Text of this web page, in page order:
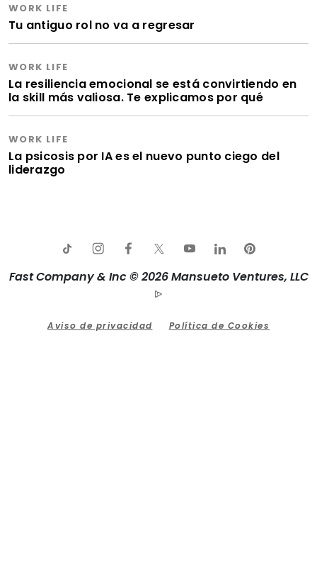
WORK LIFE
Tu antiguo rol no va a regresar
WORK LIFE
La resiliencia emocional se está convirtiendo en
la skill más valiosa. Te explicamos por qué
WORK LIFE
La psicosis por IA es el nuevo punto ciego del
liderazgo
Fast Company & Inc © 2026 Mansueto Ventures, LLC
Aviso de privacidad Política de Cookies